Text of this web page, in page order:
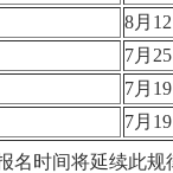
8月
7月
7月
7月
名时间将延续此